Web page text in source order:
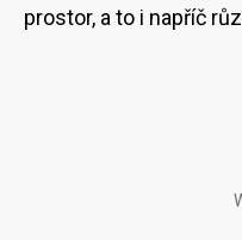
prostor, a to i napříč